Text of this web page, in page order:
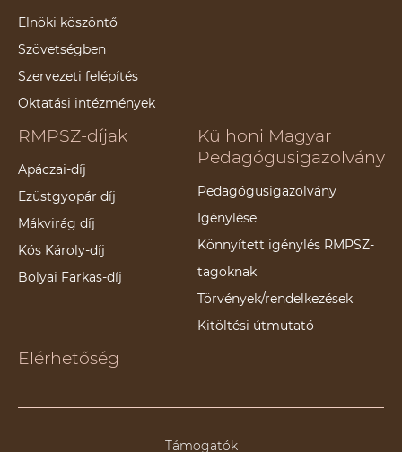
Elnöki köszöntő
Szövetségben
Szervezeti felépítés
Oktatási intézmények
RMPSZ-díjak
Apáczai-díj
Ezüstgyopár díj
Mákvirág díj
Kós Károly-díj
Bolyai Farkas-díj
Külhoni Magyar
Pedagógusigazolvány
Pedagógusigazolvány
Igénylése
Könnyített igénylés RMPSZ-
tagoknak
Törvények/rendelkezések
Kitöltési útmutató
Elérhetőség
Támogatók